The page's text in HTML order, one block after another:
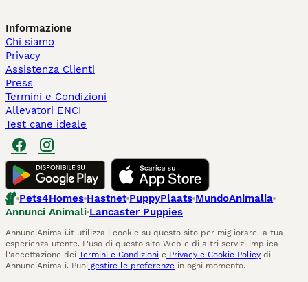
Informazione
Chi siamo
Privacy
Assistenza Clienti
Press
Termini e Condizioni
Allevatori ENCI
Test cane ideale
Pets4Homes Hastnet PuppyPlaats MundoAnimalia
Annunci Animali Lancaster Puppies
AnnunciAnimali.it utilizza i cookie su questo sito per migliorare la tua
esperienza utente. L'uso di questo sito Web e di altri servizi implica
l'accettazione dei Termini e Condizioni e Privacy e Cookie Policy di
AnnunciAnimali. Puoi gestire le preferenze in ogni momento.